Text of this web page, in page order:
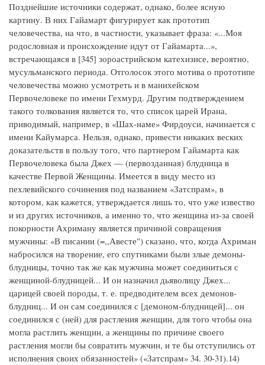
Позднейшие источники содержат, однако, более ясную
картину. В них Гайамарт фигурирует как прототип
человечества, на что, в частности, указывает фраза: «...Моя
родословная и происхождение идут от Гайамарта...»,
встречающаяся в [345] зороастрийском катехизисе, вероятно,
мусульманского периода. Отголосок этого мотива о прототипе
человечества можно усмотреть и в манихейском
Первочеловеке по имени Гехмурд. Другим подтверждением
такого толкования является то, что список царей Ирана,
приводимый, например, в «Шах-наме» Фирдоуси, начинается с
имени Кайумарса. Нельзя, однако, привести никаких веских
доказательств в пользу того, что партнером Гайамарта как
Первочеловека была Джех — (первозданная) блудница в
качестве Первой Женщины. Имеется в виду место из
пехлевийского сочинения под названием «Затспрам», в
котором, как кажется, утверждается лишь то, что уже извество
и из других источников, а именно то, что женщина из-за своей
покорности Ахриману является причиной совращения
мужчины: «В писании (=,,Авесте") сказано, что, когда Ахриман
набросился на творение, его спутниками были злые демоны-
блудницы, точно так же как мужчина может соединиться с
женщиной-блудницей... И он назначил дьяволицу Джех...
царицей своей породы, т. е. предводителем всех демонов-
блудниц... И он сам соединился с [демоном-блудницей]... он
соединился с (ней) для растления женщин, для того чтобы она
могла растлить женщин, а женщины по причине своего
растления могли бы совратить мужчин, и те бы отступились от
исполнения своих обязанностей» («Затспрам» 34. 30-31).14)